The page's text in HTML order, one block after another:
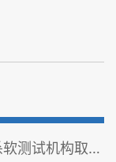
测试机构取消